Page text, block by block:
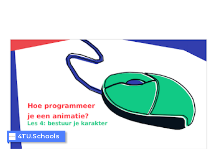
4TU.Schools